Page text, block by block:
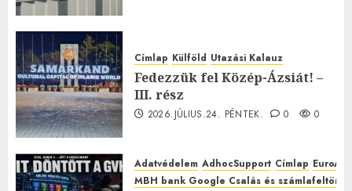
Címlap Külföld Utazási Kalauz
Fedezzük fel Közép-Ázsiát! –
III. rész
2026.JÚLIUS.24. PÉNTEK. 0 0
Adatvédelem AdhocSupport Címlap
MBH bank Google Csalás és